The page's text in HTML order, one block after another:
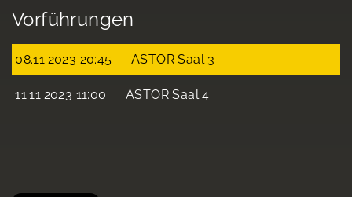
Vorführungen
08.11.2023 20:45 ASTOR Saal 3
11.11.2023 11:00 ASTOR Saal 4